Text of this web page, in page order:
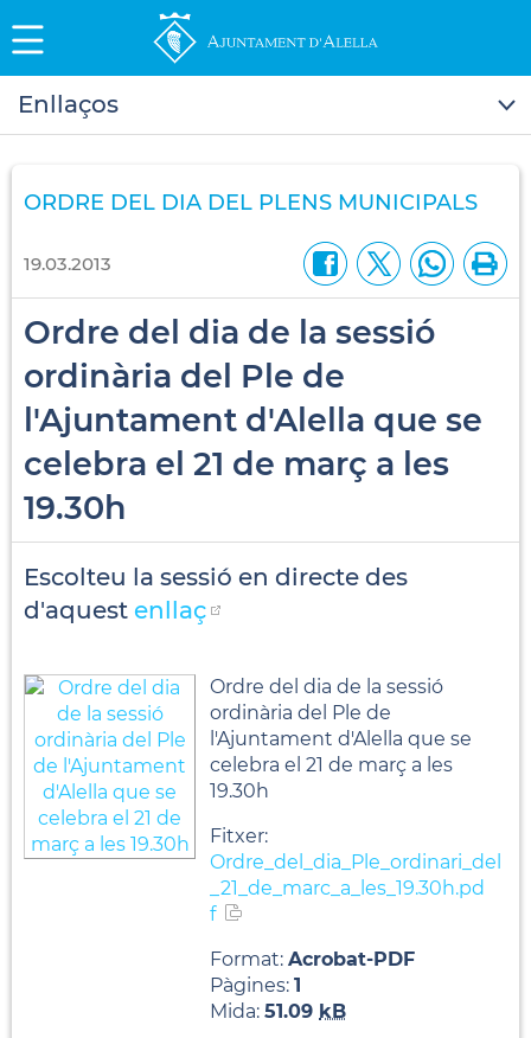
Enllaços
ORDRE DEL DIA DEL PLENS MUNICIPALS
19.03.2013
Ordre del dia de la sessió
ordinària del Ple de
l'Ajuntament d'Alella que se
celebra el 21 de març a les
19.30h
Escolteu la sessió en directe des
d'aquest enllaç
Ordre del dia de la sessió
ordinària del Ple de
l'Ajuntament d'Alella que se
celebra el 21 de març a les
19.30h
Fitxer:
Ordre_del_dia_Ple_ordinari_del
_21_de_marc_a_les_19.30h.pd
f
Format: Acrobat-PDF
Pàgines: 1
Mida: 51.09 kB